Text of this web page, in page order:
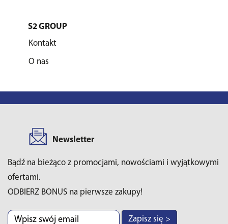
S2 GROUP
Kontakt
O nas
Newsletter
Bądź na bieżąco z promocjami, nowościami i wyjątkowymi
ofertami.
ODBIERZ BONUS na pierwsze zakupy!
Zapisz się >